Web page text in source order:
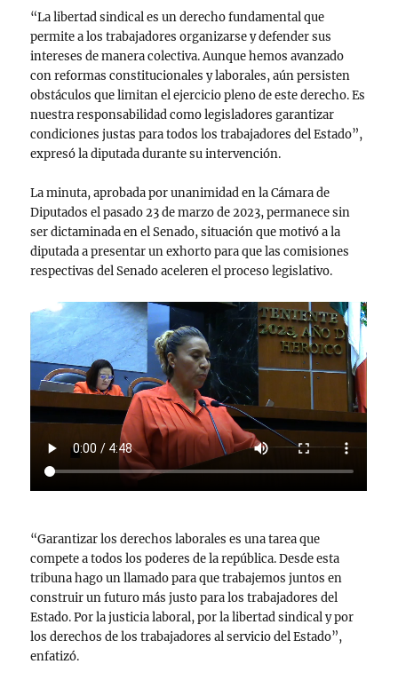
“La libertad sindical es un derecho fundamental que
permite a los trabajadores organizarse y defender sus
intereses de manera colectiva. Aunque hemos avanzado
con reformas constitucionales y laborales, aún persisten
obstáculos que limitan el ejercicio pleno de este derecho. Es
nuestra responsabilidad como legisladores garantizar
condiciones justas para todos los trabajadores del Estado”,
expresó la diputada durante su intervención.
La minuta, aprobada por unanimidad en la Cámara de
Diputados el pasado 23 de marzo de 2023, permanece sin
ser dictaminada en el Senado, situación que motivó a la
diputada a presentar un exhorto para que las comisiones
respectivas del Senado aceleren el proceso legislativo.
“Garantizar los derechos laborales es una tarea que
compete a todos los poderes de la república. Desde esta
tribuna hago un llamado para que trabajemos juntos en
construir un futuro más justo para los trabajadores del
Estado. Por la justicia laboral, por la libertad sindical y por
los derechos de los trabajadores al servicio del Estado”,
enfatizó.